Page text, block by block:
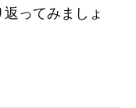
ってみましょ